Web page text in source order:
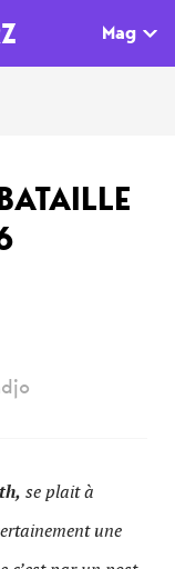
Mag
Paris
se plait à
une